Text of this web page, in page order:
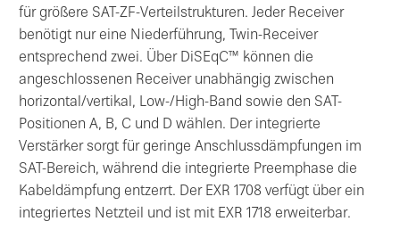
für größere SAT-ZF-Verteilstrukturen. Jeder Receiver
benötigt nur eine Niederführung, Twin-Receiver
entsprechend zwei. Über DiSEqC™ können die
angeschlossenen Receiver unabhängig zwischen
horizontal/vertikal, Low-/High-Band sowie den SAT-
Positionen A, B, C und D wählen. Der integrierte
Verstärker sorgt für geringe Anschlussdämpfungen im
SAT-Bereich, während die integrierte Preemphase die
Kabeldämpfung entzerrt. Der EXR 1708 verfügt über ein
integriertes Netzteil und ist mit EXR 1718 erweiterbar.